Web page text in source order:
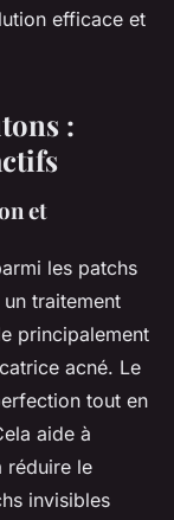
efficace et
:
et
les patchs
traitement
principalement
acné. Le
tout en
aide à
réduire le
invisibles